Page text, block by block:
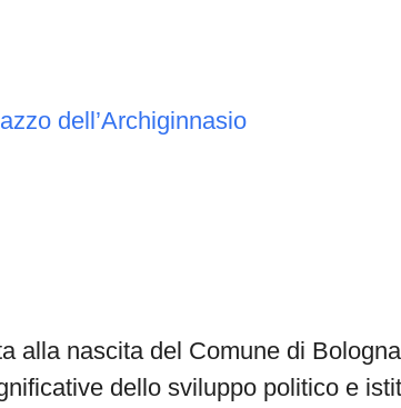
dell’Archiginnasio
alla nascita del Comune di Bologna
dello sviluppo politico e